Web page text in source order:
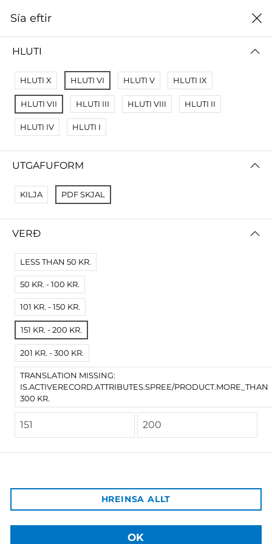
0
Sía eftir Name A Z
Engar niðurstöður
Sía eftir
HLUTI
HLUTI X HLUTI VI HLUTI V HLUTI IX
HLUTI VII HLUTI III HLUTI VIII HLUTI II
HLUTI IV HLUTI I
UTGAFUFORM
KILJA PDF SKJAL
VERÐ
LESS THAN 50 KR.
50 KR. - 100 KR.
101 KR. - 150 KR.
151 KR. - 200 KR.
201 KR. - 300 KR.
TRANSLATION MISSING:
IS.ACTIVERECORD.ATTRIBUTES.SPREE/PRODUCT.MORE_THAN
300 KR.
HREINSA ALLT
OK
Afgreiðsla vara:
Sækja má pantaðar vörur á þjónustuborð HÍ á Háskólatorgi
Netfang: hu@hi.is